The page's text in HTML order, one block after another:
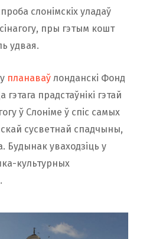
слонімскіх уладаў
пры гэтым кошт
удвая.
планаваў лонданскі Фонд
прадстаўнікі гэтай
ў Слоніме ў спіс самых
сусветнай спадчыны,
Будынак уваходзіць у
культурных